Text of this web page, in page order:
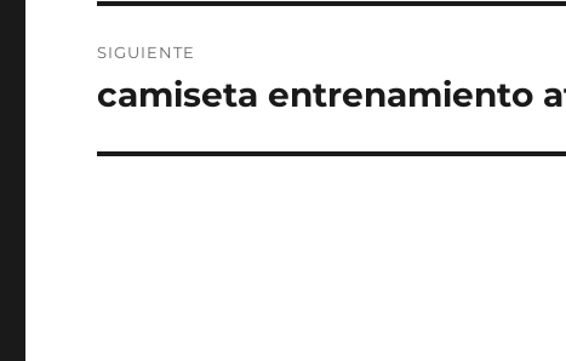
SIGUIENTE
Entrada
camiseta entrenamiento